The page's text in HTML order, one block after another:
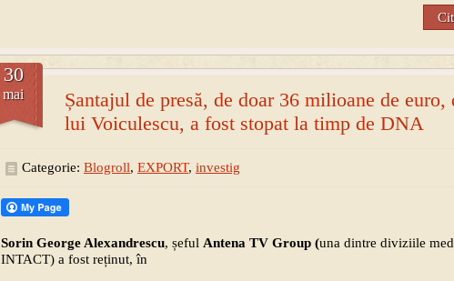
Șantajul de presă, de doar 36 milioane de
lui Voiculescu, a fost stopat la timp de DNA
30
mai
Categorie: Blogroll, EXPORT, investig
Sorin George Alexandrescu, șeful Antena TV Group (una dintre diviziile
INTACT) a fost reținut, în